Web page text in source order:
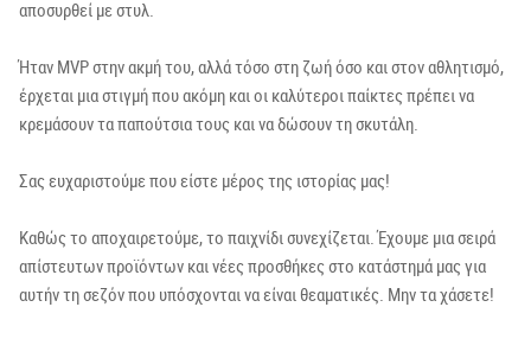
αποσυρθεί με στυλ.
Ήταν MVP στην ακμή του, αλλά τόσο στη ζωή όσο και στον αθλητισμό,
έρχεται μια στιγμή που ακόμη και οι καλύτεροι παίκτες πρέπει να
κρεμάσουν τα παπούτσια τους και να δώσουν τη σκυτάλη.
Σας ευχαριστούμε που είστε μέρος της ιστορίας μας!
Καθώς το αποχαιρετούμε, το παιχνίδι συνεχίζεται. Έχουμε μια σειρά
απίστευτων προϊόντων και νέες προσθήκες στο κατάστημά μας για
αυτήν τη σεζόν που υπόσχονται να είναι θεαματικές. Μην τα χάσετε!